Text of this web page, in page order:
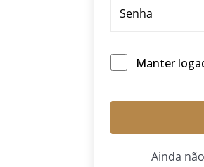
Manter
Ainda